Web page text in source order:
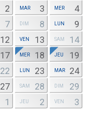
2 MAR 3 MER 4
7 DIM 8 LUN 9
12 VEN 13 SAM 14
17 MER 18 JEU 19
22 LUN 23 MAR 24
27 SAM 28 DIM 29
1 JEU 2 VEN 3